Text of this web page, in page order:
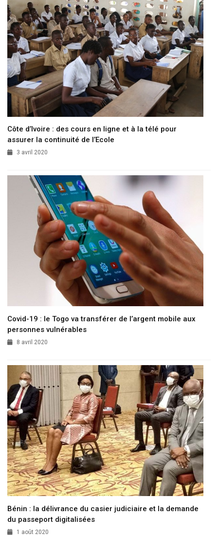
Côte d’Ivoire : des cours en ligne et à la télé pour
assurer la continuité de l’Ecole
3 avril 2020
Covid-19 : le Togo va transférer de l’argent mobile aux
personnes vulnérables
8 avril 2020
Bénin : la délivrance du casier judiciaire et la demande
du passeport digitalisées
1 août 2020